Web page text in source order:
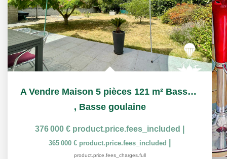
A Vendre Maison 5 pièces 121 m² Basse Goulaine Parcelle 860...
, Basse goulaine
376 000 € product.price.fees_included
365 000 € product.price.fees_included
product.price.fees_charges.full